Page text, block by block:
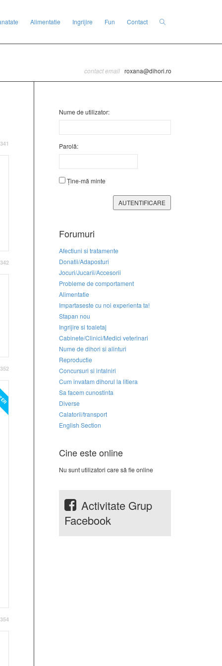
Alimentatie Ingrijire Fun Contact
contact email roxana@dihori.ro
Nume de utilizator:
Parolă:
Ține-mă minte
AUTENTIFICARE
Forumuri
Afectiuni si tratamente
Donatii/Adaposturi
Jocuri/Jucarii/Accesorii
Probleme de comportament
Alimentatie
Impartaseste cu noi experienta ta!
Stapan nou
Ingrijire si toaletaj
Cabinete/Clinici/Medici veterinari
Nume de dihori si alinturi
Reproductie
Concursuri si intalniri
Cum invatam dihorul la litiera
Sa facem cunostinta
Diverse
Calatorii/transport
English Section
Cine este online
Nu sunt utilizatori care să fie online
Activitate Grup
Facebook